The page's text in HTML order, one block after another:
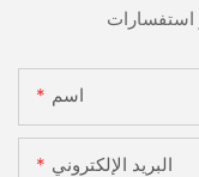
اسم
البريد الإلكتروني